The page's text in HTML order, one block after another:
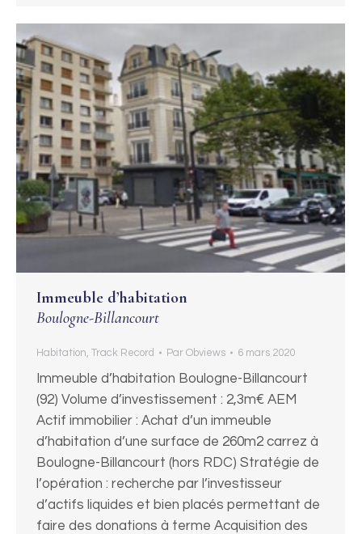
Immeuble d’habitation
Boulogne-Billancourt
Habitation, Track Record Par Obviews 6 mars 2020
Immeuble d’habitation Boulogne-Billancourt
(92) Volume d’investissement : 2,3m€ AEM
Actif immobilier : Achat d’un immeuble
d’habitation d’une surface de 260m2 carrez à
Boulogne-Billancourt (hors RDC) Stratégie de
l’opération : recherche par l’investisseur
d’actifs liquides et bien placés permettant de
faire des donations à terme Acquisition des